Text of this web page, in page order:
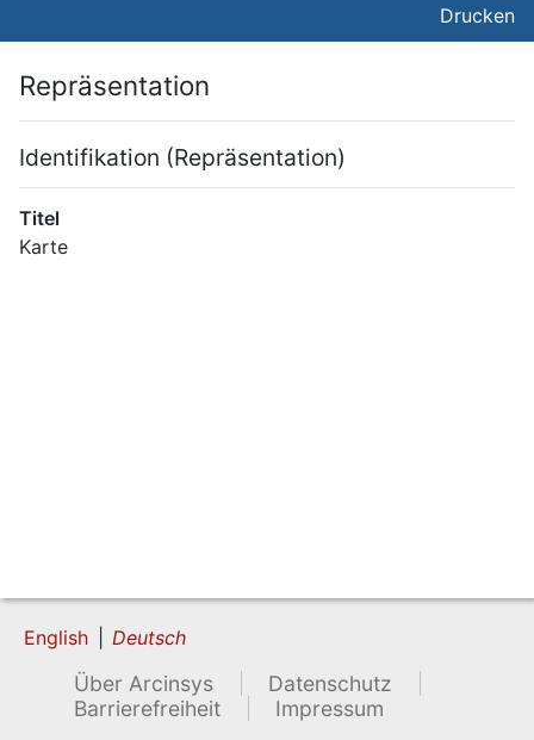
Drucken
Repräsentation
Identifikation (Repräsentation)
Titel
Karte
English Deutsch
Über Arcinsys
Datenschutz
Barrierefreiheit
Impressum